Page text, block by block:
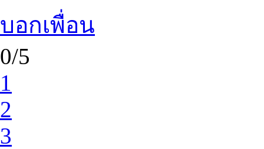
บอกเพื่อน
0/5
1
2
3